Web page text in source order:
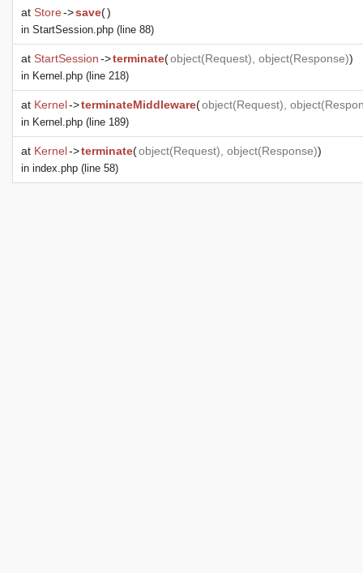
at Store->save()
in StartSession.php (line 88)
at StartSession->terminate(object(Request), object(Response))
in Kernel.php (line 218)
at Kernel->terminateMiddleware(object(Request), object(
in Kernel.php (line 189)
at Kernel->terminate(object(Request), object(Response))
in index.php (line 58)